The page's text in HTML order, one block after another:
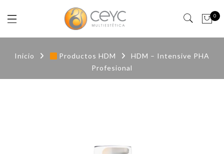
0
Inicio Productos HDM
HDM – Intensive PHA
Profesional